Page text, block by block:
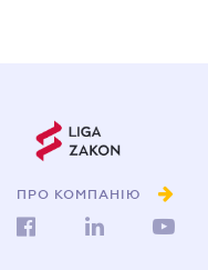
ПРО КОМПАНІЮ